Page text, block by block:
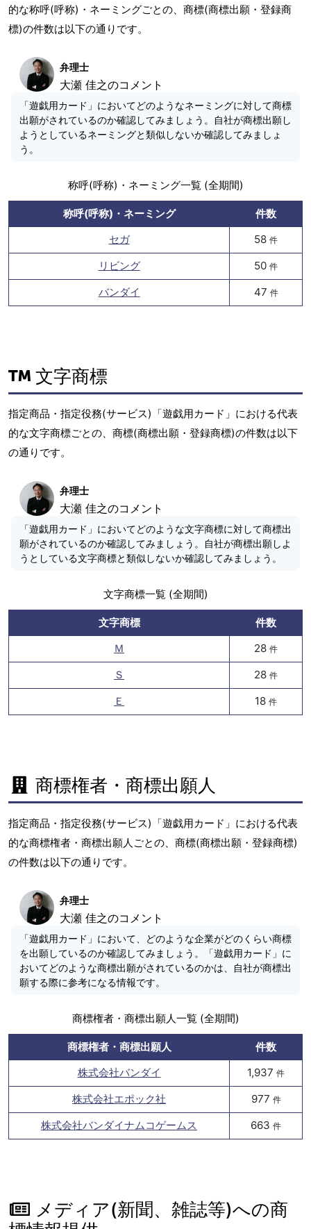
的な称呼(呼称)・ネーミングごとの、商標(商標出願・登録商
標)の件数は以下の通りです。
弁理士
大瀬 佳之のコメント
「遊戯用カード」においてどのようなネーミングに対して商標
出願がされているのか確認してみましょう。自社が商標出願し
ようとしているネーミングと類似しないか確認してみましょ
う。
称呼(呼称)・ネーミング一覧 (全期間)
称呼(呼称)・ネーミング
件数
セガ
58 件
リビング 50 件
バンダイ 47 件
文字商標
指定商品・指定役務(サービス)「遊戯用カード」における代表
的な文字商標ごとの、商標(商標出願・登録商標)の件数は以下
の通りです。
弁理士
大瀬 佳之のコメント
「遊戯用カード」においてどのような文字商標に対して商標出
願がされているのか確認してみましょう。自社が商標出願しよ
うとしている文字商標と類似しないか確認してみましょう。
文字商標一覧 (全期間)
文字商標
件数
Ｍ
28 件
Ｓ 28 件
Ｅ 18 件
商標権者・商標出願人
指定商品・指定役務(サービス)「遊戯用カード」における代表
的な商標権者・商標出願人ごとの、商標(商標出願・登録商標)
の件数は以下の通りです。
弁理士
大瀬 佳之のコメント
「遊戯用カード」において、どのような企業がどのくらい商標
を出願しているのか確認してみましょう。「遊戯用カード」に
おいてどのような商標出願がされているのかは、自社が商標出
願する際に参考になる情報です。
商標権者・商標出願人一覧 (全期間)
商標権者・商標出願人
件数
株式会社バンダイ
1,937 件
株式会社エポック社 977 件
株式会社バンダイナムコゲームス 663 件
メディア(新聞、雑誌等)への商